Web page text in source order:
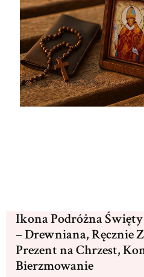
Ikona Podróżna Święty
– Drewniana, Ręcznie
Prezent na Chrzest,
Bierzmowanie